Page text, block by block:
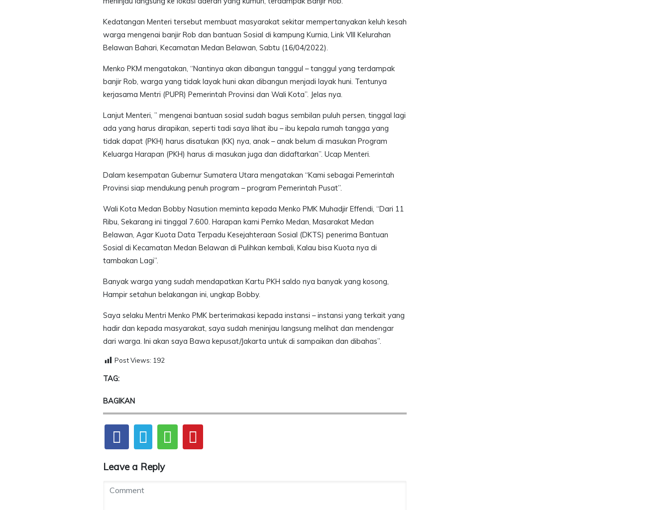
Kedatangan Menteri tersebut membuat masyarakat sekitar mempertanyakan keluh kesah
warga mengenai banjir Rob dan bantuan Sosial di kampung Kurnia, Link VIII Kelurahan
Belawan Bahari, Kecamatan Medan Belawan, Sabtu (16/04/2022).
Menko PKM mengatakan, “Nantinya akan dibangun tanggul – tanggul yang terdampak
banjir Rob, warga yang tidak layak huni akan dibangun menjadi layak huni. Tentunya
kerjasama Mentri (PUPR) Pemerintah Provinsi dan Wali Kota”. Jelas nya.
Lanjut Menteri, ” mengenai bantuan sosial sudah bagus sembilan puluh persen, tinggal lagi
ada yang harus dirapikan, seperti tadi saya lihat ibu – ibu kepala rumah tangga yang
tidak dapat (PKH) harus disatukan (KK) nya, anak – anak belum di masukan Program
Keluarga Harapan (PKH) harus di masukan juga dan didaftarkan”. Ucap Menteri.
Dalam kesempatan Gubernur Sumatera Utara mengatakan “Kami sebagai Pemerintah
Provinsi siap mendukung penuh program – program Pemerintah Pusat”.
Wali Kota Medan Bobby Nasution meminta kepada Menko PMK Muhadjir Effendi, “Dari 11
Ribu, Sekarang ini tinggal 7.600. Harapan kami Pemko Medan, Masarakat Medan
Belawan, Agar Kuota Data Terpadu Kesejahteraan Sosial (DKTS) penerima Bantuan
Sosial di Kecamatan Medan Belawan di Pulihkan kembali, Kalau bisa Kuota nya di
tambakan Lagi”.
Banyak warga yang sudah mendapatkan Kartu PKH saldo nya banyak yang kosong,
Hampir setahun belakangan ini, ungkap Bobby.
Saya selaku Mentri Menko PMK berterimakasi kepada instansi – instansi yang terkait yang
hadir dan kepada masyarakat, saya sudah meninjau langsung melihat dan mendengar
dari warga. Ini akan saya Bawa kepusat/Jakarta untuk di sampaikan dan dibahas”.
Post Views: 192
TAG:
BAGIKAN
Leave a Reply